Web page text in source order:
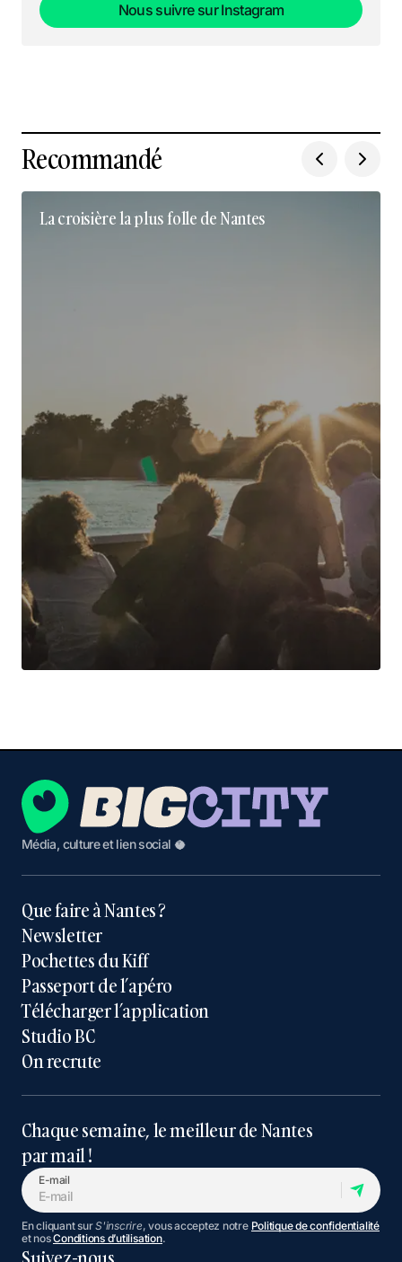
Nous suivre sur Instagram
Recommandé
La croisière la plus folle de Nantes
Média, culture et lien social 🥥
Que faire à Nantes ?
Newsletter
Pochettes du Kiff
Passeport de l’apéro
Télécharger l’application
Studio BC
On recrute
Chaque semaine, le meilleur de Nantes
par mail !
E-mail
En cliquant surS'inscrire, vous acceptez notre Politique de confidentialité
et nosConditions d’utilisation.